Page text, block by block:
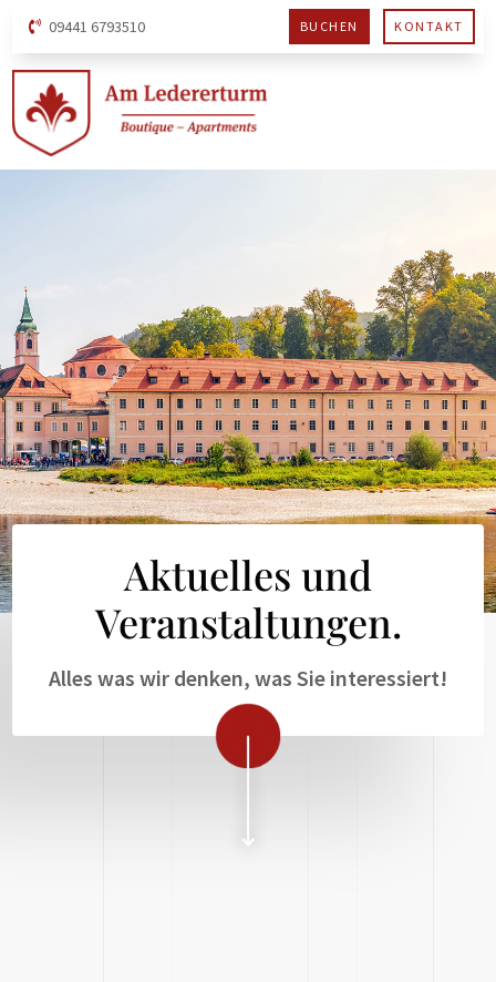
09441 6793510 BUCHEN KONTAKT
Aktuelles und
Veranstaltungen.
Alles was wir denken, was Sie interessiert!